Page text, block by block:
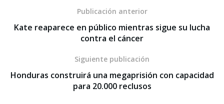
Publicación anterior
Kate reaparece en público mientras sigue su lucha
contra el cáncer
Siguiente publicación
Honduras construirá una megaprisión con capacidad
para 20.000 reclusos